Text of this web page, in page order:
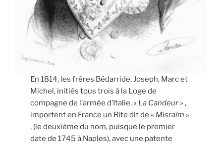
En 1814, les frères Bédarride, Joseph, Marc et
Michel, initiés tous trois à la Loge de
compagne de l’armée d’Italie, « La Candeur » ,
importent en France un Rite dit de « Misraïm »
, (le deuxième du nom, puisque le premier
date de 1745 à Naples), avec une patente